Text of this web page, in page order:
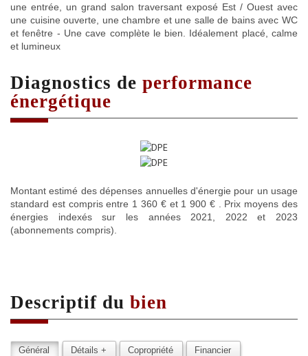
une entrée, un grand salon traversant exposé Est / Ouest avec
une cuisine ouverte, une chambre et une salle de bains avec WC
et fenêtre - Une cave complète le bien. Idéalement placé, calme
et lumineux
diagnostics de performance
énergétique
Montant estimé des dépenses annuelles d'énergie pour un usage
standard est compris entre 1 360 € et 1 900 € . Prix moyens des
énergies indexés sur les années 2021, 2022 et 2023
(abonnements compris).
descriptif du bien
Général Détails + Copropriété Financier